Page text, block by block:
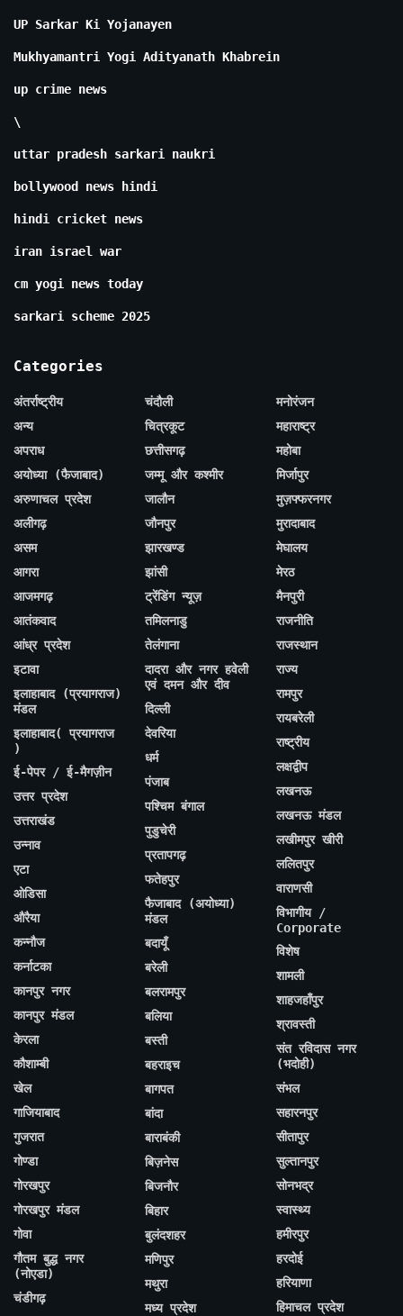
UP Sarkar Ki Yojanayen
Mukhyamantri Yogi Adityanath Khabrein
up crime news
\
uttar pradesh sarkari naukri
bollywood news hindi
hindi cricket news
iran israel war
cm yogi news today
sarkari scheme 2025
Categories
अंतर्राष्ट्रीय
अन्य
अपराध
अयोध्या (फैजाबाद)
अरुणाचल प्रदेश
अलीगढ़
असम
आगरा
आजमगढ़
आतंकवाद
आंध्र प्रदेश
इटावा
इलाहाबाद (प्रयागराज)
मंडल
इलाहाबाद( प्रयागराज
)
ई-पेपर / ई-मैगज़ीन
उत्तर प्रदेश
उत्तराखंड
उन्नाव
एटा
ओडिसा
औरैया
कन्नौज
कर्नाटका
कानपुर नगर
कानपुर मंडल
केरला
कौशाम्बी
खेल
गाजियाबाद
गुजरात
गोण्डा
गोरखपुर
गोरखपुर मंडल
गोवा
गौतम बुद्ध नगर
(नोएडा)
चंडीगढ़
चंदौली
चित्रकूट
छत्तीसगढ़
जम्मू और कश्मीर
जालौन
जौनपुर
झारखण्ड
झांसी
ट्रेंडिंग न्यूज़
तमिलनाडु
तेलंगाना
दादरा और नगर हवेली
एवं दमन और दीव
दिल्ली
देवरिया
धर्म
पंजाब
पश्चिम बंगाल
पुडुचेरी
प्रतापगढ़
फतेहपुर
फैजाबाद (अयोध्या)
मंडल
बदायूँ
बरेली
बलरामपुर
बलिया
बस्ती
बहराइच
बागपत
बांदा
बाराबंकी
बिज़नेस
बिजनौर
बिहार
बुलंदशहर
मणिपुर
मथुरा
मध्य प्रदेश
मनोरंजन
महाराष्ट्र
महोबा
मिर्जापुर
मुज़फ्फरनगर
मुरादाबाद
मेघालय
मेरठ
मैनपुरी
राजनीति
राजस्थान
राज्य
रामपुर
रायबरेली
राष्ट्रीय
लक्षद्वीप
लखनऊ
लखनऊ मंडल
लखीमपुर खीरी
ललितपुर
वाराणसी
विभागीय /
Corporate
विशेष
शामली
शाहजहाँपुर
श्रावस्ती
संत रविदास नगर
(भदोही)
संभल
सहारनपुर
सीतापुर
सुल्तानपुर
सोनभद्र
स्वास्थ्य
हमीरपुर
हरदोई
हरियाणा
हिमाचल प्रदेश